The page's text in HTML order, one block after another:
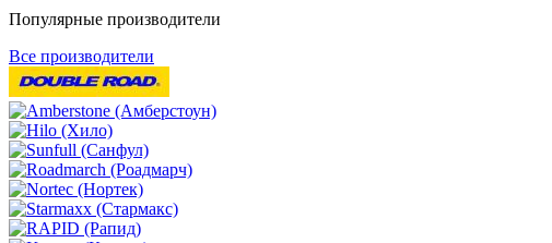
Популярные производители
Все производители